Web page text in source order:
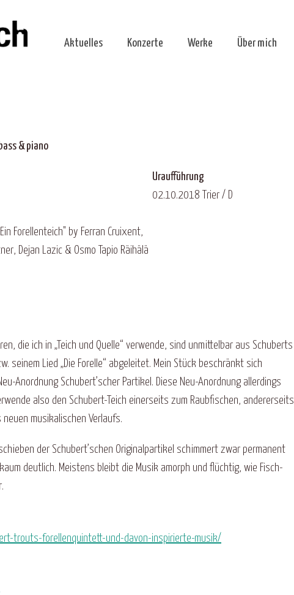
Aktuelles Konzerte Werke Über mich
& piano
Forellenteich" by Ferran Cruixent,
Dejan Lazic & Osmo Tapio Räihälä
Uraufführung
02.10.2018 Trier / D
die ich in „Teich und Quelle“ verwende, sind unmittelbar aus Schuberts
seinem Lied „Die Forelle“ abgeleitet. Mein Stück beschränkt sich
Anordnung Schubert’scher Partikel. Diese Neu-Anordnung allerdings
also den Schubert-Teich einerseits zum Raubfischen, andererseits
musikalischen Verlaufs.
der Schubert’schen Originalpartikel schimmert zwar permanent
deutlich. Meistens bleibt die Musik amorph und flüchtig, wie Fisch-
trouts-forellenquintett-und-davon-inspirierte-musik/